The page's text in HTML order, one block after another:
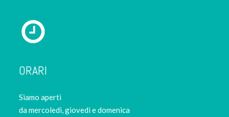
ORARI
Siamo aperti
da mercoledi, giovedì e domenica